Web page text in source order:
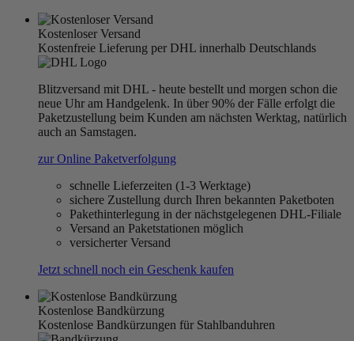
Kostenloser Versand
Kostenfreie Lieferung per DHL innerhalb Deutschlands
Blitzversand mit DHL - heute bestellt und morgen schon die
neue Uhr am Handgelenk. In über 90% der Fälle erfolgt die
Paketzustellung beim Kunden am nächsten Werktag, natürlich
auch an Samstagen.
zur Online Paketverfolgung
schnelle Lieferzeiten (1-3 Werktage)
sichere Zustellung durch Ihren bekannten Paketboten
Pakethinterlegung in der nächstgelegenen DHL-Filiale
Versand an Paketstationen möglich
versicherter Versand
Jetzt schnell noch ein Geschenk kaufen
Kostenlose Bandkürzung
Kostenlose Bandkürzungen für Stahlbanduhren